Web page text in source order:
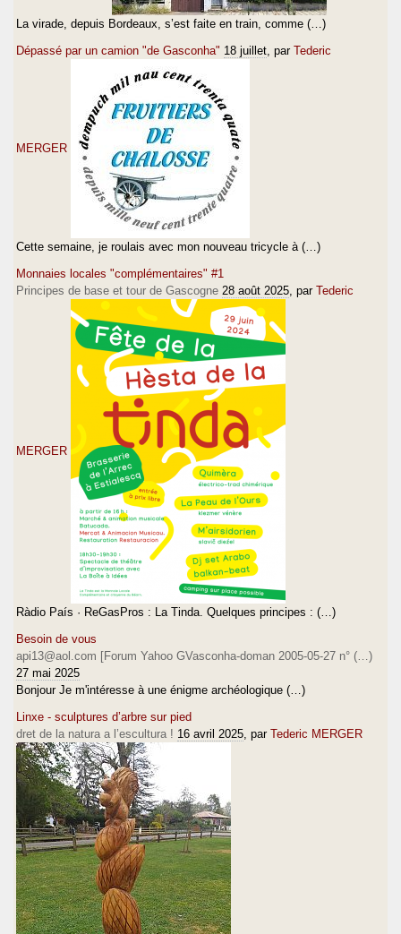
La virade, depuis Bordeaux, s’est faite en train, comme (…)
Dépassé par un camion "de Gasconha" 18 juillet , par Tederic
MERGER
Cette semaine, je roulais avec mon nouveau tricycle à (…)
Monnaies locales "complémentaires" #1
Principes de base et tour de Gascogne 28 août 2025 , par Tederic
MERGER
Ràdio País · ReGasPros : La Tinda. Quelques principes : (…)
Besoin de vous
api13@aol.com [Forum Yahoo GVasconha-doman 2005-05-27 n° (…)
27 mai 2025
Bonjour Je m'intéresse à une énigme archéologique (…)
Linxe - sculptures d’arbre sur pied
dret de la natura a l’escultura ! 16 avril 2025 , par Tederic MERGER